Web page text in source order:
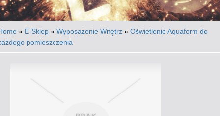
» E-Sklep » Wyposażenie Wnętrz » Oświetlenie Aquaform do
pomieszczenia